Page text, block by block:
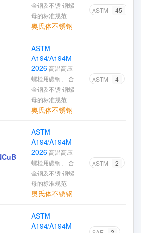
金钢及不锈 钢螺
母的标准规范
奥氏体不锈钢
ASTM
45
ASTM
A194/A194M-
2026 高温高压
螺栓用碳钢、 合
金钢及不锈 钢螺
母的标准规范
奥氏体不锈钢
ASTM 4
ASTM
A194/A194M-
2026 高温高压
螺栓用碳钢、 合
金钢及不锈 钢螺
母的标准规范
奥氏体不锈钢
ASTM 2
ASTM
A194/A194M-